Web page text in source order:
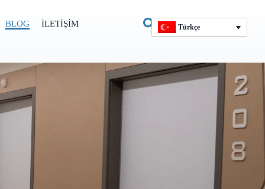
BLOG İLETIŞIM Türkçe